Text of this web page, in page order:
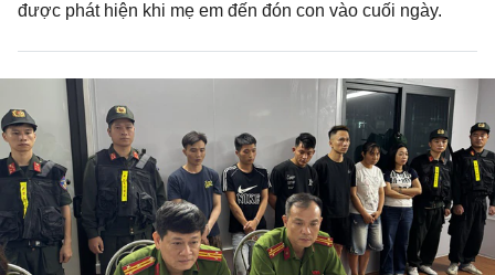
được phát hiện khi mẹ em đến đón con vào cuối ngày.